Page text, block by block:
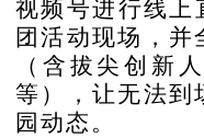
视频号进行线上
团活动现场，并
（含拔尖创新
等），让无法到
园动态。